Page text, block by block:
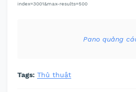
index=3001&max-results=500
Pano quảng
Tags: Thủ thuật